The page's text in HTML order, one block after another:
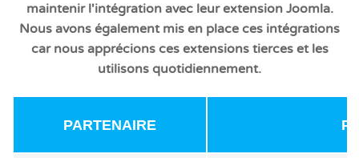
maintenir l'intégration avec leur extension Joomla.
Nous avons également mis en place ces intégrations
car nous apprécions ces extensions tierces et les
utilisons quotidiennement.
PARTENAIRE